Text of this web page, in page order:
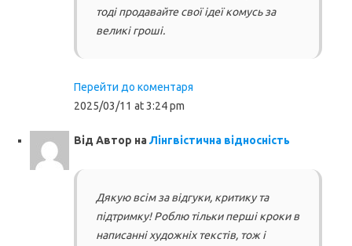
тоді продавайте свої ідеї комусь за
великі гроші.
Перейти до коментаря
2025/03/11 at 3:24 pm
Від Автор наЛінгвістична відносність
Дякую всім за відгуки, критику та
підтримку! Роблю тільки перші кроки в
написанні художніх текстів, тож і